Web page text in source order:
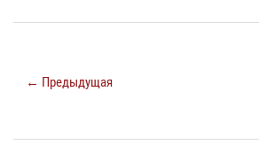
← Предыдущая